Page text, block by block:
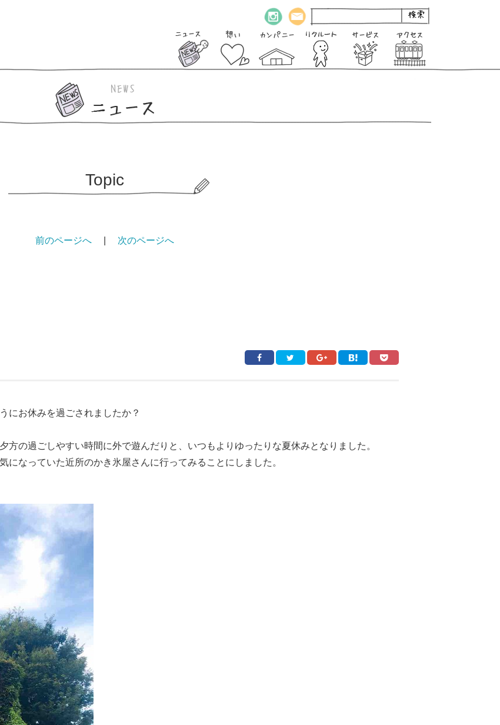
Topic
前のページへ 次のページへ
にお休みを過ごされましたか？
方の過ごしやすい時間に外で遊んだりと、いつもよりゆったりな夏休みとなりました。
になっていた近所のかき氷屋さんに行ってみることにしました。